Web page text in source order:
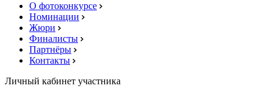
О фотоконкурсе
Номинации
Жюри
Финалисты
Партнёры
Контакты
Личный кабинет участника